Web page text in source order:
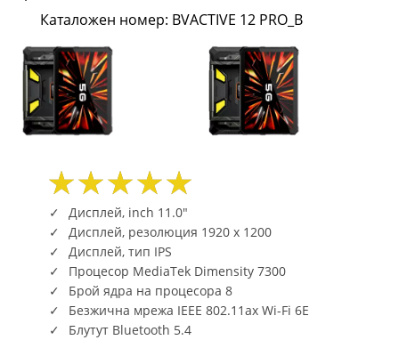
7300
50+108MP
,
Android
15
,
30000mAh
+
120W
Каталожен номер: BVACTIVE 12 PRO_B
Дисплей, inch 11.0"
Дисплей, резолюция 1920 x 1200
Дисплей, тип IPS
Процесор MediaTek Dimensity 7300
Брой ядра на процесора 8
Безжична мрежа IEEE 802.11ax Wi-Fi 6E
Блутут Bluetooth 5.4